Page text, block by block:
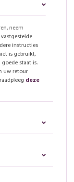
neem
instructies
is gebruikt,
staat is.
uw retour
deze